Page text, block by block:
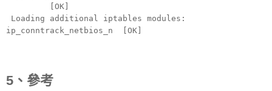
[OK]
Loading additional iptables modules:
ip_conntrack_netbios_n [OK]
5、參考